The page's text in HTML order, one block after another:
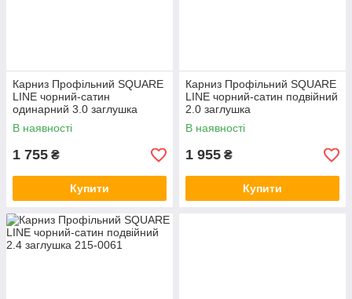
Карниз Профільний SQUARE
LINE чорний-сатин
одинарний 3.0 заглушка
В наявності
1 755 ₴
Купити
Карниз Профільний SQUARE
LINE чорний-сатин подвійний
2.0 заглушка
В наявності
1 955 ₴
Купити